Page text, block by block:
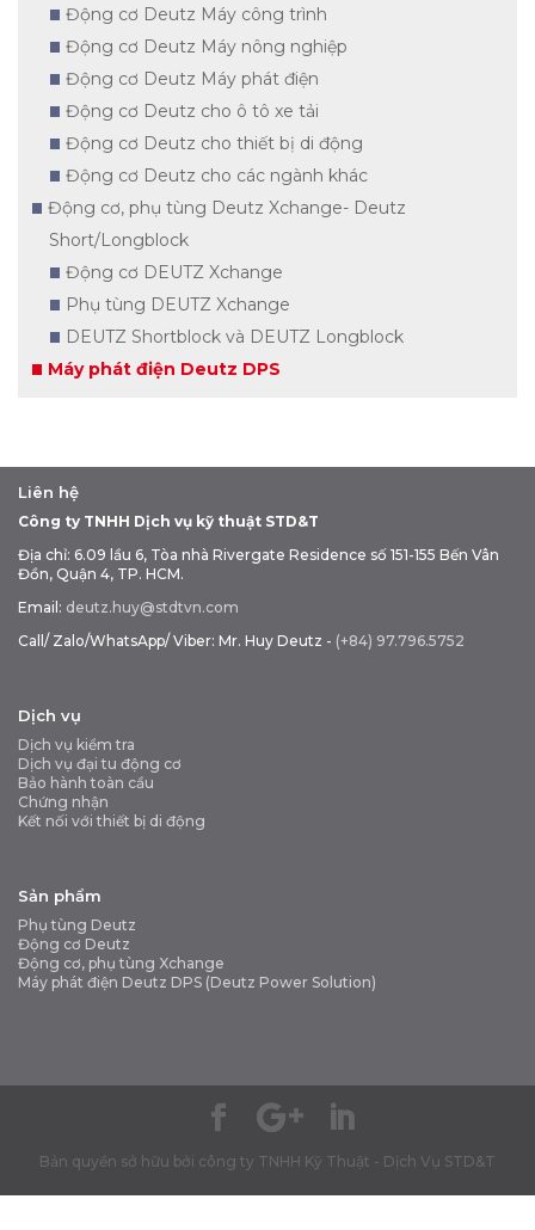
Động cơ Deutz Máy công trình
Động cơ Deutz Máy nông nghiệp
Động cơ Deutz Máy phát điện
Động cơ Deutz cho ô tô xe tải
Động cơ Deutz cho thiết bị di động
Động cơ Deutz cho các ngành khác
Động cơ, phụ tùng Deutz Xchange- Deutz
Short/Longblock
Động cơ DEUTZ Xchange
Phụ tùng DEUTZ Xchange
DEUTZ Shortblock và DEUTZ Longblock
Máy phát điện Deutz DPS
Liên hệ
Công ty TNHH Dịch vụ kỹ thuật STD&T
Địa chỉ: 6.09 lầu 6, Tòa nhà Rivergate Residence số 151-155 Bến Vân
Đồn, Quận 4, TP. HCM.
Email: deutz.huy@stdtvn.com
Call/ Zalo/WhatsApp/ Viber: Mr. Huy Deutz - (+84) 97.796.5752
Dịch vụ
Dịch vụ kiểm tra
Dịch vụ đại tu động cơ
Bảo hành toàn cầu
Chứng nhận
Kết nối với thiết bị di động
Sản phẩm
Phụ tùng Deutz
Động cơ Deutz
Động cơ, phụ tùng Xchange
Máy phát điện Deutz DPS (Deutz Power Solution)
Bản quyền sở hữu bởi công ty TNHH Kỹ Thuật - Dịch Vụ STD&T